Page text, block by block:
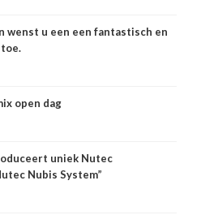
wenst u een een fantastisch en
open dag
uniek Nutec
Nubis System”